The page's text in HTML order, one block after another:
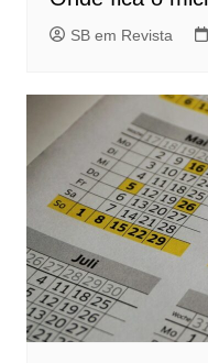
SB em Revista